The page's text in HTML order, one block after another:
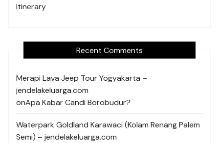
Itinerary
Recent Comments
Merapi Lava Jeep Tour Yogyakarta –
jendelakeluarga.com
onApa Kabar Candi Borobudur?
Waterpark Goldland Karawaci (Kolam Renang Palem
Semi) – jendelakeluarga.com